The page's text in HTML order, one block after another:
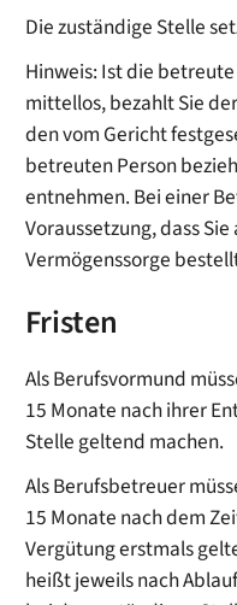
Die zuständige Stelle
Hinweis: Istdie
mittellos, bezahlt Sie
den vom Gericht
betreuten Person
entnehmen. Bei einer
Voraussetzung, dass
Vermögenssorge
Fristen
Als Berufsvormund
15 Monate nach ihrer
Stelle geltend machen.
Als Berufsbetreuer
15 Monate nach dem
Vergütung erstmals
heißt jeweils nach